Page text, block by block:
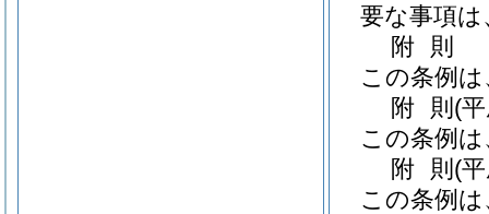
要な事項
附 則
この条例
附 則 (
この条例
附 則 (
この条例